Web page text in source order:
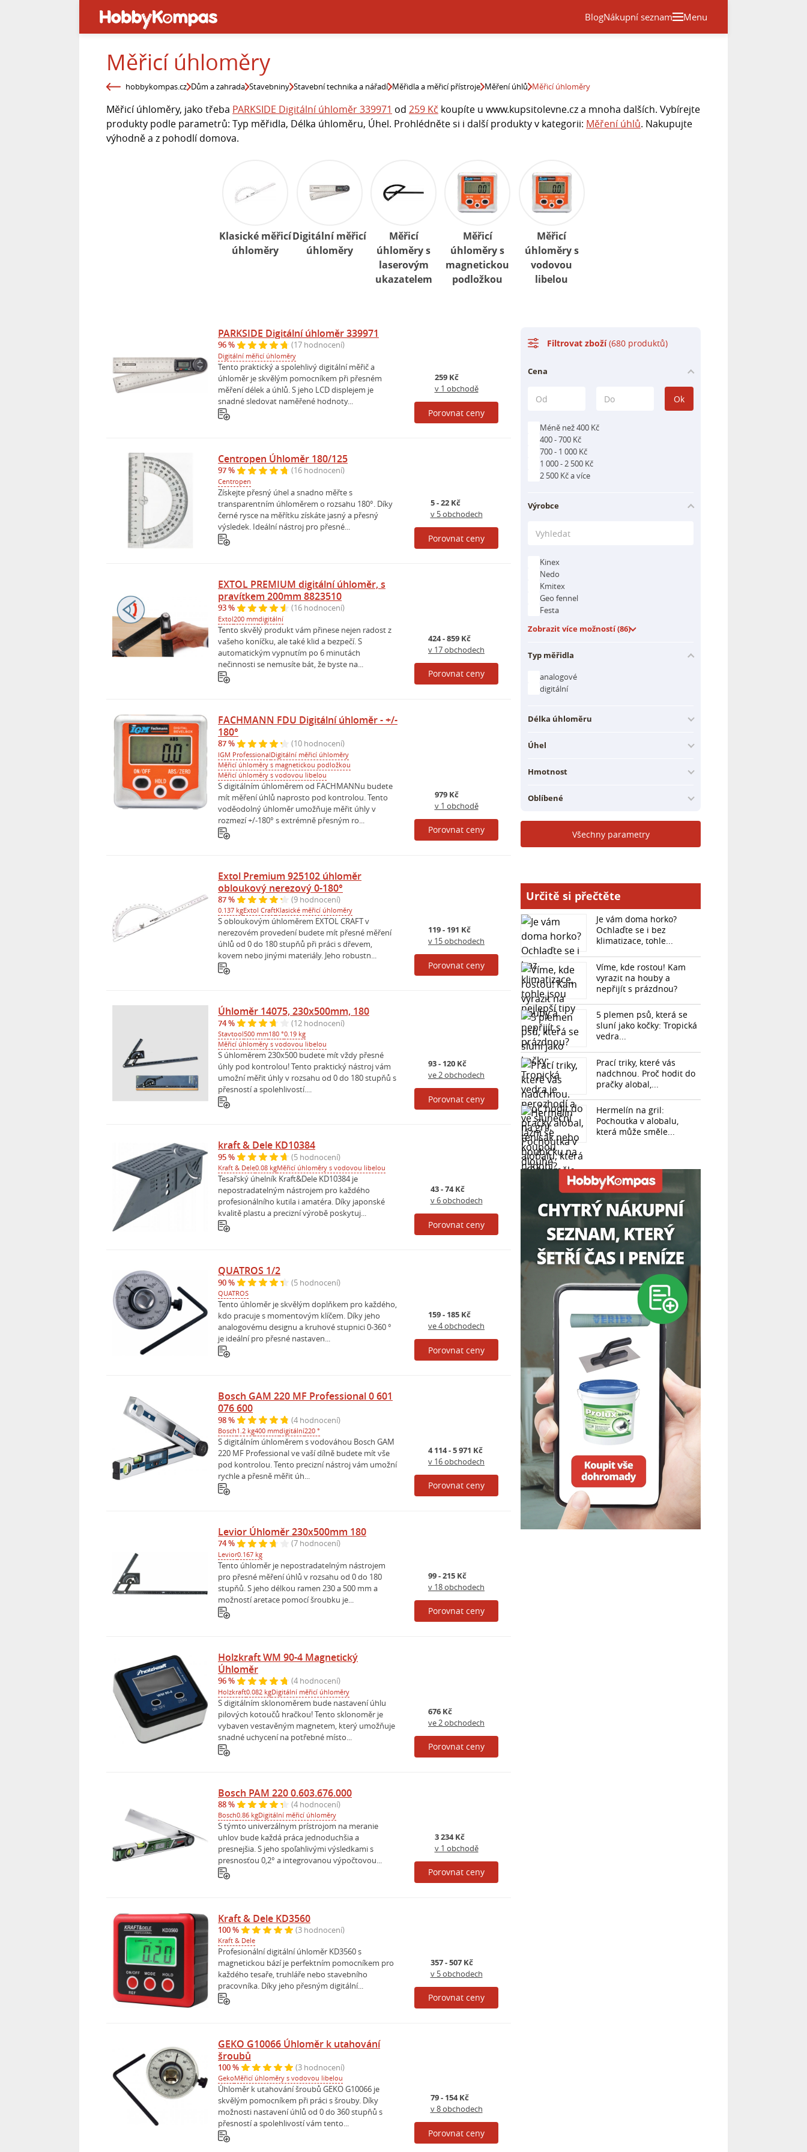
BlogNákupní seznam Menu
Měřicí úhloměry
hobbykompas.cz Dům a zahrada Stavebniny Stavební technika a nářadí Měřidla a měřicí přístroje Měření úhlů Měřicí úhloměry
Měřicí úhloměry, jako třeba PARKSIDE Digitální úhloměr 339971 od 259 Kč koupíte u www.kupsitolevne.cz a mnoha dalších. Vybírejte
produkty podle parametrů: Typ měřidla, Délka úhloměru, Úhel. Prohlédněte si i další produkty v kategorii: Měření úhlů. Nakupujte
výhodně a z pohodlí domova.
Klasické měřicí
úhloměry
Digitální měřicí
úhloměry
Měřicí
úhloměry s
laserovým
ukazatelem
Měřicí
úhloměry s
magnetickou
podložkou
Měřicí
úhloměry s
vodovou
libelou
PARKSIDE Digitální úhloměr 339971
96 % (17 hodnocení)
Digitální měřicí úhloměry
Tento praktický a spolehlivý digitální měřič a
úhloměr je skvělým pomocníkem při přesném
měření délek a úhlů. S jeho LCD displejem je
snadné sledovat naměřené hodnoty...
259 Kč
v 1 obchodě
Porovnat ceny
Centropen Úhloměr 180/125
97 % (16 hodnocení)
Centropen
Získejte přesný úhel a snadno měřte s
transparentním úhloměrem o rozsahu 180°. Díky
černé rysce na měřítku získáte jasný a přesný
výsledek. Ideální nástroj pro přesné...
5 - 22 Kč
v 5 obchodech
Porovnat ceny
EXTOL PREMIUM digitální úhloměr, s
pravítkem 200mm 8823510
93 % (16 hodnocení)
Extol200 mmdigitální
Tento skvělý produkt vám přinese nejen radost z
vašeho koníčku, ale také klid a bezpečí. S
automatickým vypnutím po 6 minutách
nečinnosti se nemusíte bát, že byste na...
424 - 859 Kč
v 17 obchodech
Porovnat ceny
FACHMANN FDU Digitální úhloměr - +/-
180°
87 % (10 hodnocení)
IGM ProfessionalDigitální měřicí úhloměry
Měřicí úhloměry s magnetickou podložkou
Měřicí úhloměry s vodovou libelou
S digitálním úhloměrem od FACHMANNu budete
mít měření úhlů naprosto pod kontrolou. Tento
voděodolný úhloměr umožňuje měřit úhly v
rozmezí +/-180° s extrémně přesným ro...
979 Kč
v 1 obchodě
Porovnat ceny
Extol Premium 925102 úhloměr
obloukový nerezový 0-180°
87 % (9 hodnocení)
0.137 kgExtol CraftKlasické měřicí úhloměry
S obloukovým úhloměrem EXTOL CRAFT v
nerezovém provedení budete mít přesné měření
úhlů od 0 do 180 stupňů při práci s dřevem,
kovem nebo jinými materiály. Jeho robustn...
119 - 191 Kč
v 15 obchodech
Porovnat ceny
Úhloměr 14075, 230x500mm, 180
74 % (12 hodnocení)
Stavtool500 mm180 °0.19 kg
Měřicí úhloměry s vodovou libelou
S úhloměrem 230x500 budete mít vždy přesné
úhly pod kontrolou! Tento praktický nástroj vám
umožní měřit úhly v rozsahu od 0 do 180 stupňů s
přesností a spolehlivostí....
93 - 120 Kč
ve 2 obchodech
Porovnat ceny
kraft & Dele KD10384
95 % (5 hodnocení)
Kraft & Dele0.08 kgMěřicí úhloměry s vodovou libelou
Tesařský úhelník Kraft&Dele KD10384 je
nepostradatelným nástrojem pro každého
profesionálního kutila i amatéra. Díky japonské
kvalitě plastu a precizní výrobě poskytuj...
43 - 74 Kč
v 6 obchodech
Porovnat ceny
QUATROS 1/2
90 % (5 hodnocení)
QUATROS
Tento úhloměr je skvělým doplňkem pro každého,
kdo pracuje s momentovým klíčem. Díky jeho
analogovému designu a kruhové stupnici 0-360 °
je ideální pro přesné nastaven...
159 - 185 Kč
ve 4 obchodech
Porovnat ceny
Bosch GAM 220 MF Professional 0 601
076 600
98 % (4 hodnocení)
Bosch1.2 kg400 mmdigitální220 °
S digitálním úhloměrem s vodováhou Bosch GAM
220 MF Professional ve vaší dílně budete mít vše
pod kontrolou. Tento precizní nástroj vám umožní
rychle a přesně měřit úh...
4 114 - 5 971 Kč
v 16 obchodech
Porovnat ceny
Levior Úhloměr 230x500mm 180
74 % (7 hodnocení)
Levior0.167 kg
Tento úhloměr je nepostradatelným nástrojem
pro přesné měření úhlů v rozsahu od 0 do 180
stupňů. S jeho délkou ramen 230 a 500 mm a
možností aretace pomocí šroubku je...
99 - 215 Kč
v 18 obchodech
Porovnat ceny
Holzkraft WM 90-4 Magnetický
Úhloměr
96 % (4 hodnocení)
Holzkraft0.082 kgDigitální měřicí úhloměry
S digitálním sklonoměrem bude nastavení úhlu
pilových kotoučů hračkou! Tento sklonoměr je
vybaven vestavěným magnetem, který umožňuje
snadné uchycení na potřebné místo...
676 Kč
ve 2 obchodech
Porovnat ceny
Bosch PAM 220 0.603.676.000
88 % (4 hodnocení)
Bosch0.86 kgDigitální měřicí úhloměry
S týmto univerzálnym prístrojom na meranie
uhlov bude každá práca jednoduchšia a
presnejšia. S jeho spoľahlivými výsledkami s
presnosťou 0,2° a integrovanou výpočtovou...
3 234 Kč
v 1 obchodě
Porovnat ceny
Kraft & Dele KD3560
100 % (3 hodnocení)
Kraft & Dele
Profesionální digitální úhloměr KD3560 s
magnetickou bází je perfektním pomocníkem pro
každého tesaře, truhláře nebo stavebního
pracovníka. Díky jeho přesným digitální...
357 - 507 Kč
v 5 obchodech
Porovnat ceny
GEKO G10066 Úhloměr k utahování
šroubů
100 % (3 hodnocení)
GekoMěřicí úhloměry s vodovou libelou
Úhloměr k utahování šroubů GEKO G10066 je
skvělým pomocníkem při práci s šrouby. Díky
možnosti nastavení úhlů od 0 do 360 stupňů s
přesností a spolehlivostí vám tento...
79 - 154 Kč
v 8 obchodech
Porovnat ceny
Filtrovat zboží (680 produktů)
Cena
Ok
Méně než 400 Kč
400 - 700 Kč
700 - 1 000 Kč
1 000 - 2 500 Kč
2 500 Kč a více
Výrobce
Kinex
Nedo
Kmitex
Geo fennel
Festa
Zobrazit více možností (86)
Typ měřidla
analogové
digitální
Délka úhloměru
Úhel
Hmotnost
Oblíbené
Všechny parametry
Určitě si přečtěte
Je vám doma horko?
Ochlaďte se i bez
klimatizace, tohle...
Víme, kde rostou! Kam
vyrazit na houby a
nepřijít s prázdnou?
5 plemen psů, která se
sluní jako kočky: Tropická
vedra...
Prací triky, které vás
nadchnou. Proč hodit do
pračky alobal,...
Hermelín na gril:
Pochoutka v alobalu,
která může směle...